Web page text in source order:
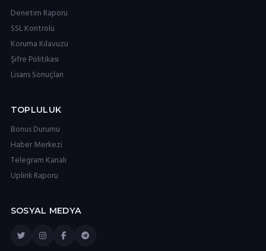
Denetim Raporu
SSL Kontrolü
Koruma Kılavuzu
Şifre Politikası
Lisans Sonuçları
TOPLULUK
Bonus Durumu
Haber Merkezi
Telegram Kanalı
Uplink Raporu
SOSYAL MEDYA